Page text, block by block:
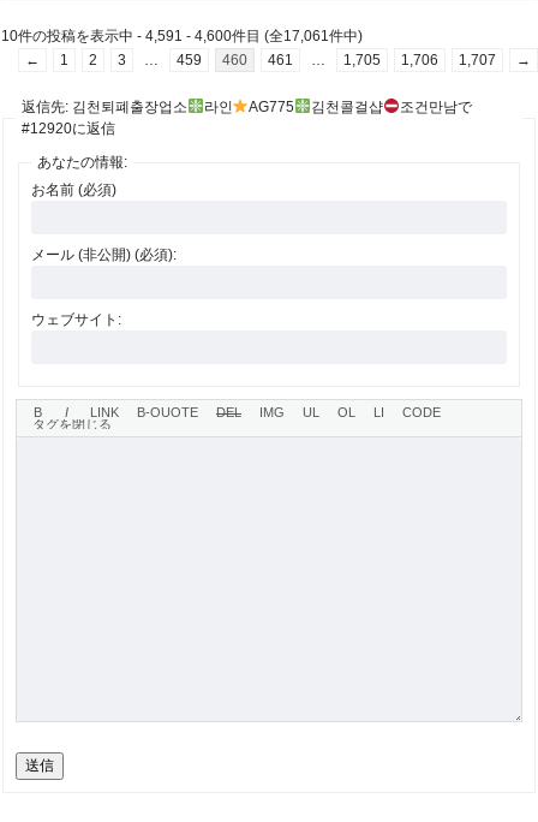
10件の投稿を表示中 - 4,591 - 4,600件目 (全17,061件中)
←
1 2 3 … 459 460 461 … 1,705 1,706 1,707 →
返信先: 김천퇴폐출장업소 라인 AG775 김천콜걸샵
조건만남で
#12920に返信
あなたの情報:
お名前 (必須)
メール (非公開) (必須):
ウェブサイト:
送信